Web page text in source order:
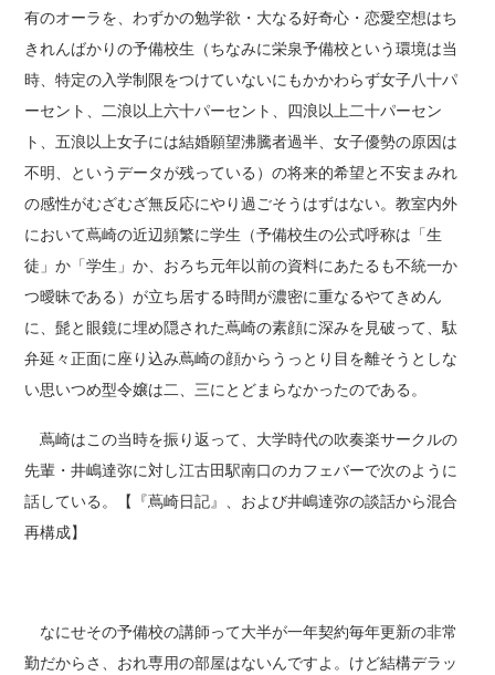
有のオーラを、わずかの勉学欲・大なる好奇心・恋愛空想はち
きれんばかりの予備校生（ちなみに栄泉予備校という環境は当
時、特定の入学制限をつけていないにもかかわらず女子八十パ
ーセント、二浪以上六十パーセント、四浪以上二十パーセン
ト、五浪以上女子には結婚願望沸騰者過半、女子優勢の原因は
不明、というデータが残っている）の将来的希望と不安まみれ
の感性がむざむざ無反応にやり過ごそうはずはない。教室内外
において蔦崎の近辺頻繁に学生（予備校生の公式呼称は「生
徒」か「学生」か、おろち元年以前の資料にあたるも不統一か
つ曖昧である）が立ち居する時間が濃密に重なるやてきめん
に、髭と眼鏡に埋め隠された蔦崎の素顔に深みを見破って、駄
弁延々正面に座り込み蔦崎の顔からうっとり目を離そうとしな
い思いつめ型令嬢は二、三にとどまらなかったのである。
蔦崎はこの当時を振り返って、大学時代の吹奏楽サークルの
先輩・井嶋達弥に対し江古田駅南口のカフェバーで次のように
話している。【『蔦崎日記』、および井嶋達弥の談話から混合
再構成】
なにせその予備校の講師って大半が一年契約毎年更新の非常
勤だからさ、おれ専用の部屋はないんですよ。けど結構デラッ